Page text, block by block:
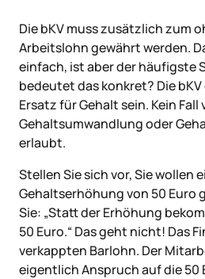
Die bKV muss zusätzlich zum
Arbeitslohn gewährt werden.
einfach, ist aber der häufigste
bedeutet das konkret? Die
Ersatz für Gehalt sein. Kein Fall
Gehaltsumwandlung oder
erlaubt.
Stellen Sie sich vor, Sie wollen
Gehaltserhöhung von 50 Euro
Sie: „Statt der Erhöhung
50 Euro.“ Das geht nicht! Das
verkappten Barlohn. Der
eigentlich Anspruch auf die 50